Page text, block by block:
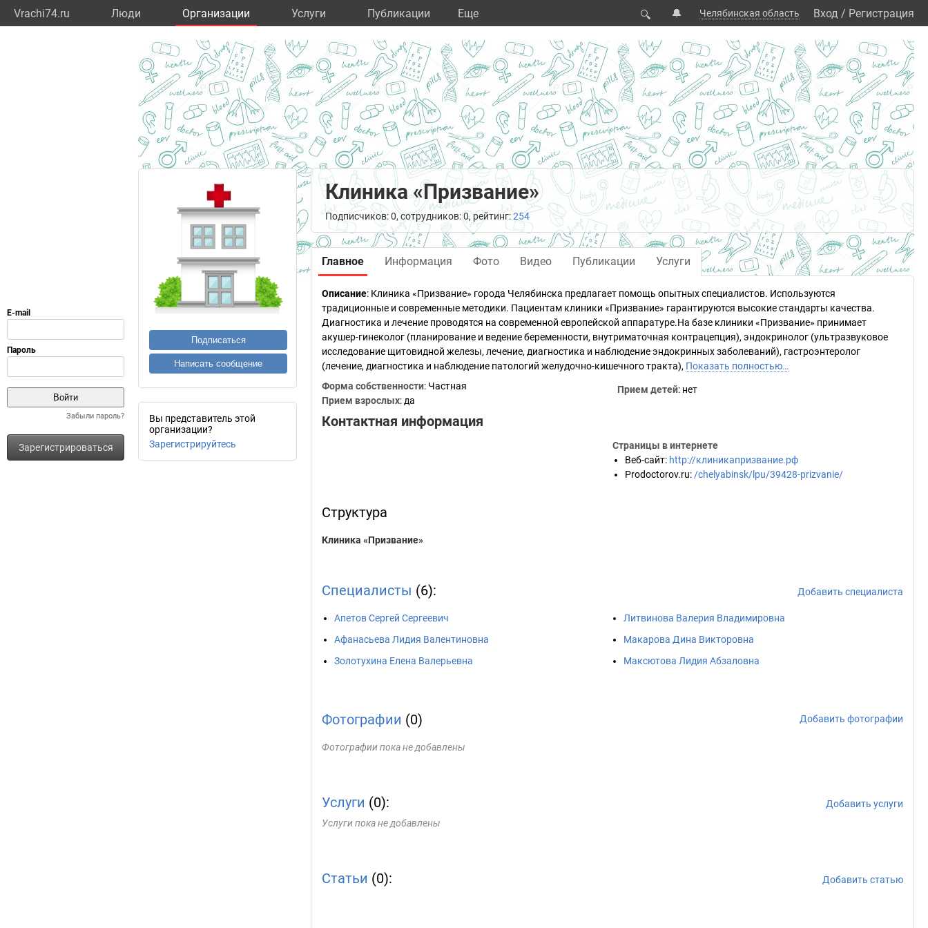
Vrachi74.ru Люди Организации Услуги Публикации Eще 🔍 🔔 Челябинская область Вход / Регистрация
Забыли пароль?
Зарегистрироваться
Подписаться
Написать сообщение
Вы представитель этой
организации?
Зарегистрируйтесь
Клиника «Призвание»
Подписчиков: 0, сотрудников: 0, рейтинг:254
Главное Информация Фото Видео Публикации Услуги
Описание: Клиника «Призвание» города Челябинска предлагает помощь опытных специалистов. Используются
традиционные и современные методики. Пациентам клиники «Призвание» гарантируются высокие стандарты качества.
Диагностика и лечение проводятся на современной европейской аппаратуре.На базе клиники «Призвание» принимает
акушер-гинеколог (планирование и ведение беременности, внутриматочная контрацепция), эндокринолог (ультразвуковое
исследование щитовидной железы, лечение, диагностика и наблюдение эндокринных заболеваний), гастроэнтеролог
(лечение, диагностика и наблюдение патологий желудочно-кишечного тракта), Показать полностью…
Форма собственности: Частная
Прием взрослых: да
Прием детей: нет
Контактная информация
Страницы в интернете
Веб-сайт: http://клиникапризвание.рф
Prodoctorov.ru: /chelyabinsk/lpu/39428-prizvanie/
Структура
Клиника «Призвание»
Специалисты (6): Добавить специалиста
Апетов Сергей Сергеевич
Афанасьева Лидия Валентиновна
Золотухина Елена Валерьевна
Литвинова Валерия Владимировна
Макарова Дина Викторовна
Максютова Лидия Абзаловна
Фотографии (0) Добавить фотографии
Фотографии пока не добавлены
Услуги (0):
Добавить услуги
Услуги пока не добавлены
Статьи (0): Добавить статью